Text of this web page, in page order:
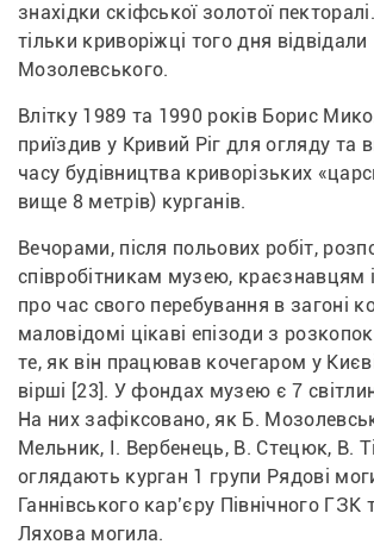
знахідки скіфської золотої
тільки криворіжці того дня відвідали
Мозолевського.
Влітку 1989 та 1990 років Борис
приїздив у Кривий Ріг для огляду та
часу будівництва криворізьких
вище 8 метрів) курганів.
Вечорами, після польових робіт,
співробітникам музею, краєзнавцям
про час свого перебування в загоні
маловідомі цікаві епізоди з
те, як він працював кочегаром у
вірші [23]. У фондах музею є 7
На них зафіксовано, як Б.
Мельник, І. Вербенець, В. Стецюк, В.
оглядають курган 1 групи Рядові
Ганнівського кар’єру Північного ГЗК
Ляхова могила.